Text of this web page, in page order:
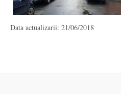
Data actualizarii: 21/06/2018